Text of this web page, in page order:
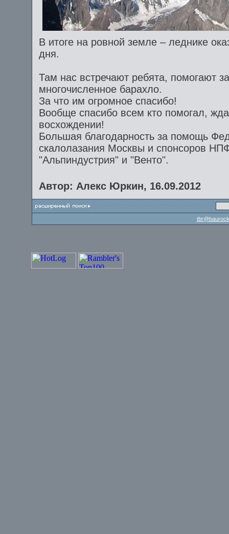
В итоге на ровной земле – леднике
дня.
Там нас встречают ребята, помогают
многочисленное барахло.
За что им огромное спасибо!
Вообще спасибо всем кто помогал,
восхождении!
Большая благодарность за помощь
скалолазания Москвы и спонсоров
"Альпиндустрия" и "Венто".
Автор: Алекс Юркин, 16.09.2012